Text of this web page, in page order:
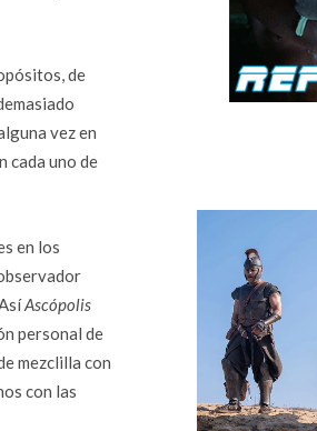
de
vez en
cada uno de
en los
Ascópolis
personal de
mezclilla con
con las